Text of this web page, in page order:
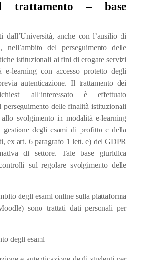
trattamento – base
dall’Università, anche con l’ausilio di
nell’ambito del perseguimento delle
istituzionali ai fini di erogare servizi
e-learning con accesso protetto degli
autenticazione. Il trattamento dei
all’interessato è effettuato
perseguimento delle finalità istituzionali
svolgimento in modalità e-learning
gestione degli esami di profitto e della
ex art. 6 paragrafo 1 lett. e) del GDPR
di settore. Tale base giuridica
sul regolare svolgimento delle
degli esami online sulla piattaforma
sono trattati dati personali per
degli esami